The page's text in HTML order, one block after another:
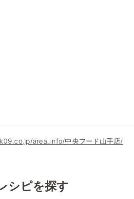
area_info/中央フード山手店/
シピを探す